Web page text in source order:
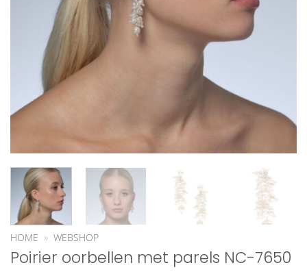
HOME » WEBSHOP
Poirier oorbellen met parels NC-7650